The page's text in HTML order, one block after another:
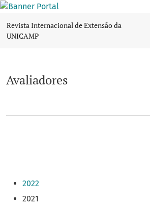
Avaliadores
Revista Internacional de Extensão da
UNICAMP
Avaliadores
2022
2021